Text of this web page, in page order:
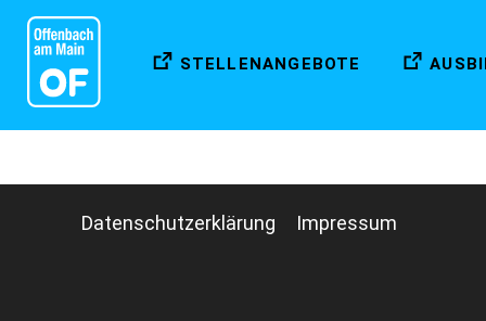
STELLENANGEBOTE
Datenschutzerklärung Impressum